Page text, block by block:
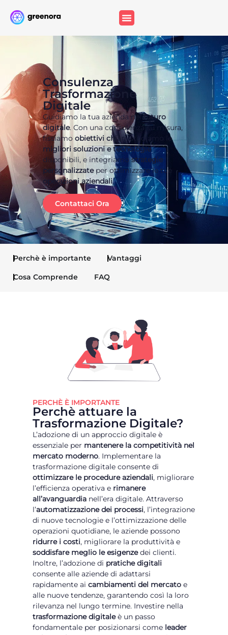
Consulenza
Trasformazione
Digitale
Guidiamo la tua azienda nelfuturo
digitale. Con una consulenza su misura,
fissiamo obiettivi chiari, studiamo le
migliori soluzioni e tecnologie
disponibili, e integriamostrategie
personalizzateper ottimizzare le tue
operazioni aziendali.
Contattaci Ora
Perchè è importante Vantaggi
Cosa Comprende FAQ
PERCHÈ È IMPORTANTE
Perchè attuare la
Trasformazione Digitale?
L’adozione di un approccio digitale è
essenziale per mantenere la competitività nel
mercato moderno. Implementare la
trasformazione digitale consente di
ottimizzare le procedure aziendali, migliorare
l’efficienza operativa e rimanere
all’avanguardia nell’era digitale. Attraverso
l’automatizzazione dei processi, l’integrazione
di nuove tecnologie e l’ottimizzazione delle
operazioni quotidiane, le aziende possono
ridurre i costi, migliorare la produttività e
soddisfare meglio le esigenzedei clienti.
Inoltre, l’adozione di pratiche digitali
consente alle aziende di adattarsi
rapidamente ai cambiamenti del mercato e
alle nuove tendenze, garantendo così la loro
rilevanza nel lungo termine. Investire nella
trasformazione digitaleè un passo
fondamentale per posizionarsi come leader